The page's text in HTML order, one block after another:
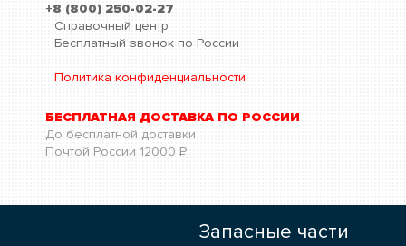
+8 (800) 250-02-27
Справочный центр
Бесплатный звонок по России
Политика конфиденциальности
БЕСПЛАТНАЯ ДОСТАВКА ПО РОССИИ
До бесплатной доставки
Почтой России 12000 Р
Запасные части